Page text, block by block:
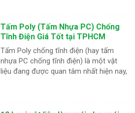
Tấm Poly (Tấm Nhựa PC) Chống
Tĩnh Điện Giá Tốt tại TPHCM
Tấm Poly chống tĩnh điện (hay tấm
nhựa PC chống tĩnh điện) là một vật
liệu đang được quan tâm nhất hiện nay,